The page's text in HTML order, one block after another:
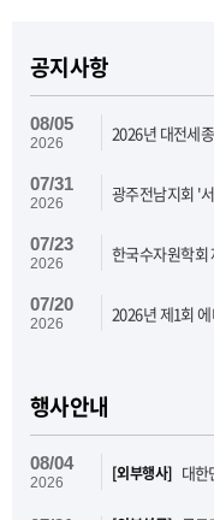
공지사항
08/05
2026 2026년 대전세
07/31
2026 광주전남지회 '
07/23
2026 한국수자원학
07/20
2026 2026년 제1회
행사안내
08/04
2026 [외부행사] 대한